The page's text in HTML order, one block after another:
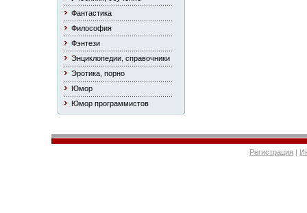
Фантастика
Философия
Фэнтези
Энциклопедии, справочники
Эротика, порно
Юмор
Юмор программистов
Регистрация |